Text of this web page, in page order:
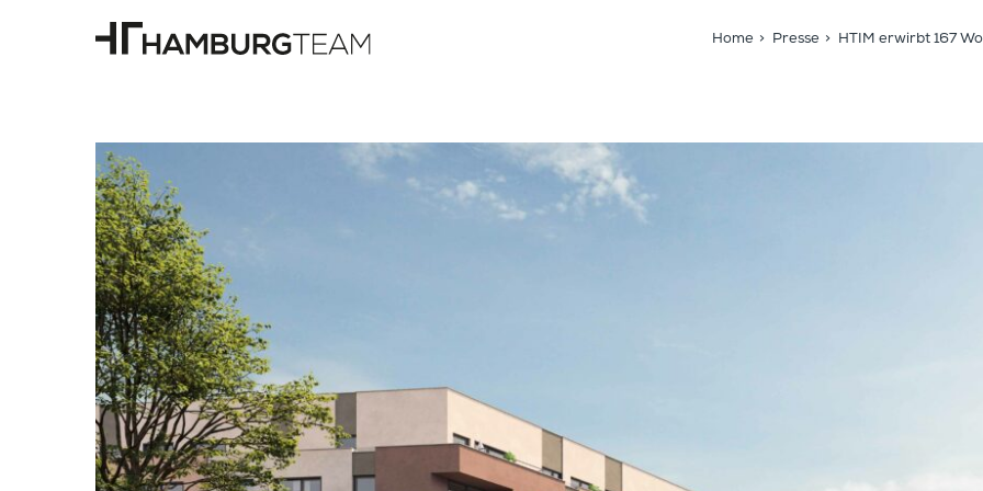
Home > Presse > HTIM erwirbt 167